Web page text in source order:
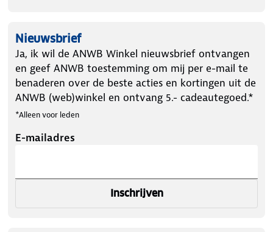
Nieuwsbrief
Ja, ik wil de ANWB Winkel nieuwsbrief ontvangen
en geef ANWB toestemming om mij per e-mail te
benaderen over de beste acties en kortingen uit de
ANWB (web)winkel en ontvang 5.- cadeautegoed.*
*Alleen voor leden
E-mailadres
Inschrijven